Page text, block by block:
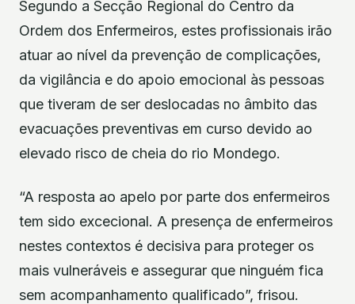
Segundo a Secção Regional do Centro da
Ordem dos Enfermeiros, estes profissionais irão
atuar ao nível da prevenção de complicações,
da vigilância e do apoio emocional às pessoas
que tiveram de ser deslocadas no âmbito das
evacuações preventivas em curso devido ao
elevado risco de cheia do rio Mondego.
“A resposta ao apelo por parte dos enfermeiros
tem sido excecional. A presença de enfermeiros
nestes contextos é decisiva para proteger os
mais vulneráveis e assegurar que ninguém fica
sem acompanhamento qualificado”, frisou.